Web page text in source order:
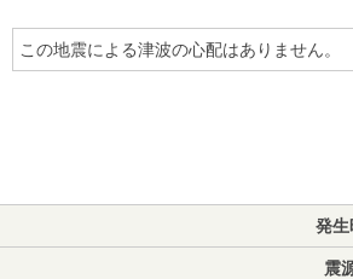
この地震による津波の心配はありません。
発生
震